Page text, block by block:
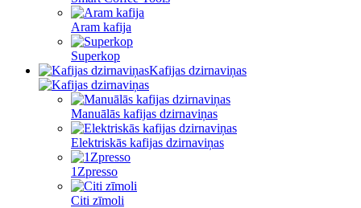
Aram kafija
Superkop
Kafijas dzirnaviņas
Manuālās kafijas dzirnaviņas
Elektriskās kafijas dzirnaviņas
1Zpresso
Citi zīmoli